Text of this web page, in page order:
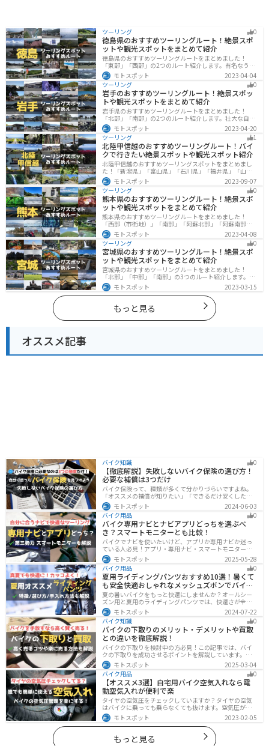
ツーリング 0
徳島県のおすすめツーリングルート！絶景スポ
ットや観光スポットをまとめて紹介
徳島県のおすすめツーリングルートをまとめました！
「東部」「西部」の2つのルート紹介します。有名なうず
しおや山を中心とした自然豊かなスポットが多数ありま
す。バイクで徳島県にツーリングに行く際は参考にして
ください。
モトスポット
2023-04-04
ツーリング
0
岩手のおすすめツーリングルート！絶景スポッ
トや観光スポットをまとめて紹介
岩手県のおすすめツーリングルートをまとめました！
「北部」「南部」の2つのルート紹介します。壮大な自然
や歴史的な観光スポットが多く存在するので楽しめま
す。バイクで岩手県にツーリングに行く際は参考にして
ください。
モトスポット
2023-04-20
ツーリング
1
北陸甲信越のおすすめツーリングルート！バイ
クで行きたい絶景スポットや観光スポット紹介
北陸甲信越のおすすめツーリングスポットをまとめまし
た！「新潟県」「富山県」「石川県」「福井県」「山梨
県」「長野県」の各県の観光地紹介します。自然豊かな
山々や湖、温泉地が点在し、四季折々の景色を楽しめる
スポットが多数あります。バイクで北陸甲信越にツーリ
ングに行く際は参考にしてください。
モトスポット
2023-09-07
ツーリング
0
熊本県のおすすめツーリングルート！絶景スポ
ットや観光スポットをまとめて紹介
熊本県のおすすめツーリングルートをまとめました！
「西部（市街地）」「南部」「阿蘇北部」「阿蘇南部」
の4つのルート紹介します。阿蘇山や天草諸島をはじめと
した豊かな自然や、熊本城や水前寺成趣園など歴史ある
観光スポットが多数あり、様々な楽しみ方ができます。
バイクで熊本県にツーリングに行く際は参考にしてくだ
さい。
モトスポット
2023-04-08
ツーリング
0
宮城県のおすすめツーリングルート！絶景スポ
ットや観光スポットをまとめて紹介
宮城県のおすすめツーリングルートをまとめました！
「北部」「中部」「南部」の3つのルート紹介します。キ
ツネ村や広大な山や滝、湖などを歴史や自然を満喫する
ツーリングができます。バイクで宮城県にツーリングに
行く際は参考にしてください。
モトスポット 2023-03-15
もっと見る
オススメ記事
バイク知識 0
【徹底解説】失敗しないバイク保険の選び方！
必要な補償は3つだけ
バイク保険って、種類が多くて分かりづらいですよね。
「オススメの補償が知りたい」「できるだけ安くした
い」「自分に合った保険を知りたい」こういったことで
悩んでいる方向けに、バイク保険の選び方・つけるべき
補償について解説します。
モトスポット
2024-06-03
バイク用品
0
バイク専用ナビとナビアプリどっちを選ぶべ
き？スマートモニターとも比較！
バイクでナビを使いたいけど、アプリか専用ナビか迷っ
ている人必見！アプリ・専用ナビ・スマートモニターの
メリット、デメリット、どんな人にオススメなのかを解
説します。自分に合ったナビを見つけて快適なツーリン
グライフを送りましょう！
モトスポット
2025-05-28
バイク用品
0
夏用ライディングパンツおすすめ10選！暑くて
も安全快適おしゃれなメッシュズボンでバイク
に乗ろう
夏の暑いバイクをもっと快適にしませんか？オールシー
ズン用と夏用のライディングパンツでは、快適さが全然
違います。生地の大半がメッシュ素材で作られた夏用で
は通気性・透湿性に優れており、熱気を逃しつつ汗をし
っかりと乾かしてくれます。そんな夏用ライディングパ
ンツの選び方や特徴オススメ商品をまとめました。
モトスポット
2024-07-22
バイク知識
0
バイクの下取りのメリット・デメリットや買取
との違いを徹底解説！
バイクの下取りを検討中の方必見！この記事では、バイ
クの下取りを成功させるポイントを解説しています。実
は、下取りは現金化の手間を省き、乗り換え当日までバ
イクに乗れる一方で、査定額が低くなる場合も多いため
注意が必要です。この記事を読めば、よい条件で下取り
を進めるコツがわかります。
モトスポット
2025-03-04
バイク用品
0
【オススメ3選】自宅用バイク空気入れなら電
動空気入れが便利で楽
タイヤの空気圧をチェックしていますか？タイヤの空気
はバイクに乗っても乗らなくても抜けます。空気圧が下
がると走行性能・燃費・安全性に影響します。空気圧は
常に自分で管理できるようにしておきましょう。楽に使
えるオススメ空気入れをまとめたので、参考にしてくだ
さい。
モトスポット 2023-02-05
もっと見る